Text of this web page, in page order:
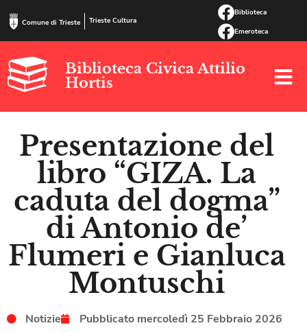
Comune di Trieste Trieste Cultura
Biblioteca
Emeroteca
Biblioteca Civica Attilio
Hortis
Presentazione del
libro “GIZA. La
caduta del dogma”
di Antonio de’
Flumeri e Gianluca
Montuschi
Notizie Pubblicato mercoledì 25 Febbraio 2026